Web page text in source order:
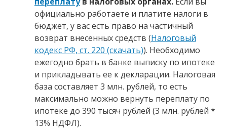
официально работаете и платите налоги в
бюджет, у вас есть право на частичный
возврат внесенных средств (Налоговый
кодекс РФ, ст. 220 (скачать)). Необходимо
ежегодно брать в банке выписку по ипотеке
и прикладывать ее к декларации. Налоговая
база составляет 3 млн. рублей, то есть
максимально можно вернуть переплату по
ипотеке до 390 тысяч рублей (3 млн. рублей *
13% НДФЛ).